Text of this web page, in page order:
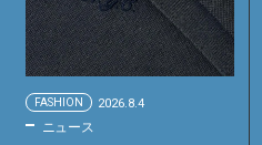
FASHION 2026.8.4
ニュース